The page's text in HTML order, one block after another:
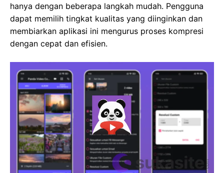
hanya dengan beberapa langkah mudah. Pengguna
dapat memilih tingkat kualitas yang diinginkan dan
membiarkan aplikasi ini mengurus proses kompresi
dengan cepat dan efisien.